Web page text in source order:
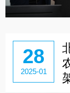
28
2025-01